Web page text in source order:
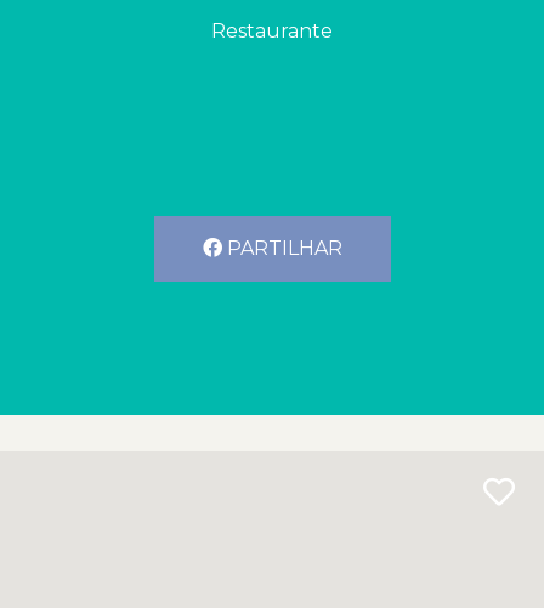
Restaurante
PARTILHAR